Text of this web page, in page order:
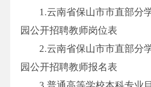
1.云南省保山市市直部分
园公开招聘教师岗位表
2.云南省保山市市直部分
园公开招聘教师报名表